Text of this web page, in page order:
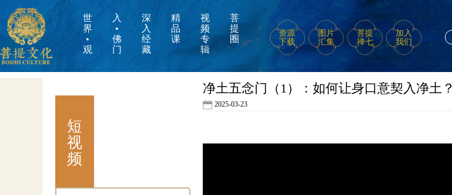
世
界
•
观
入
•
佛
门
深
入
经
藏
精
品
课
视
频
专
辑
菩
提
圈
资源
下载
图片
汇集
菩提
禅七
加入
我们
短
视
频
净土五念门（1）：如何让身口意契入净土？
2025-03-23